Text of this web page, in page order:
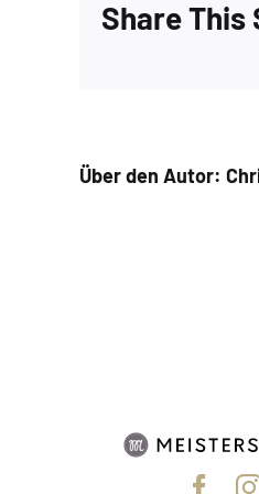
Share This
Über den Autor: